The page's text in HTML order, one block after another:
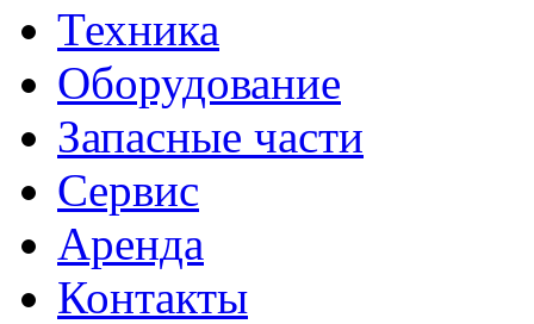
Техника
Оборудование
Запасные части
Сервис
Аренда
Контакты